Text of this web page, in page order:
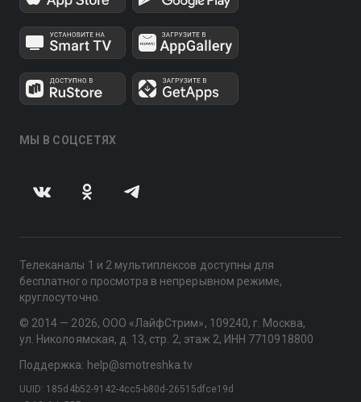
МЫ В СОЦСЕТЯХ
Телеканалы 1 и 2 мультиплексов доступны для
бесплатного просмотра в непрерывном режиме,
круглосуточно.
© 2014 — 2026, ООО «ЛайфСтрим», 109240, г. Москва,
ул. Николоямская, д. 13, стр. 2, этаж 2, ИНН 7710918800
Поддержка: help@smotreshka.tv
UUID: 185d4b52-9142-4cc5-b80d-26515dfce19d